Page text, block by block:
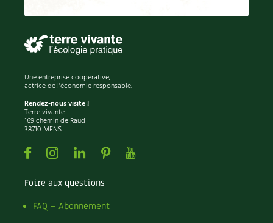
Permaculture
Pesticides
Petits pois
Piment
Pissenlit
Pizza
Plantes
Plantes d'extérieur
Plantes d'intérieur
Plantes médicinales
Plantes sauvages
Plants
Plastique
Une entreprise coopérative,
actrice de l'économie responsable.
Rendez-nous visite !
Terre vivante
169 chemin de Raud
38710 MENS
FacebookInstagramLinkedin
PinterestYoutube
Foire aux questions
FAQ – Abonnement